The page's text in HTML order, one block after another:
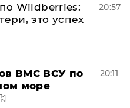
Wildberries:
это успех
20:57
ВМС ВСУ по
море
20:11